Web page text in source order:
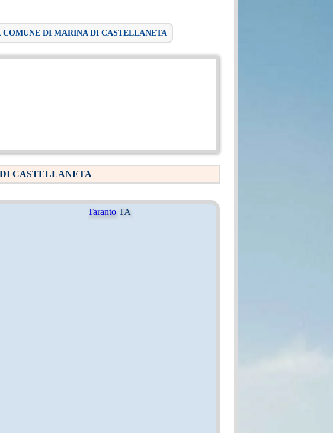
DI MARINA DI CASTELLANETA
CASTELLANETA
Taranto TA